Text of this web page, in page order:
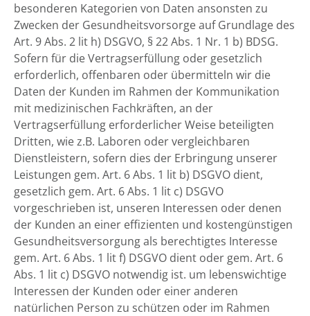
besonderen Kategorien von Daten ansonsten zu
Zwecken der Gesundheitsvorsorge auf Grundlage des
Art. 9 Abs. 2 lit h) DSGVO, § 22 Abs. 1 Nr. 1 b) BDSG.
Sofern für die Vertragserfüllung oder gesetzlich
erforderlich, offenbaren oder übermitteln wir die
Daten der Kunden im Rahmen der Kommunikation
mit medizinischen Fachkräften, an der
Vertragserfüllung erforderlicher Weise beteiligten
Dritten, wie z.B. Laboren oder vergleichbaren
Dienstleistern, sofern dies der Erbringung unserer
Leistungen gem. Art. 6 Abs. 1 lit b) DSGVO dient,
gesetzlich gem. Art. 6 Abs. 1 lit c) DSGVO
vorgeschrieben ist, unseren Interessen oder denen
der Kunden an einer effizienten und kostengünstigen
Gesundheitsversorgung als berechtigtes Interesse
gem. Art. 6 Abs. 1 lit f) DSGVO dient oder gem. Art. 6
Abs. 1 lit c) DSGVO notwendig ist. um lebenswichtige
Interessen der Kunden oder einer anderen
natürlichen Person zu schützen oder im Rahmen